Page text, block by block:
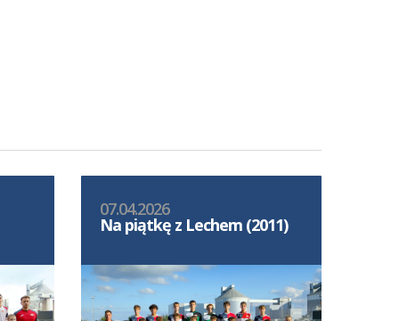
07.04.2026
Na piątkę z Lechem (2011)